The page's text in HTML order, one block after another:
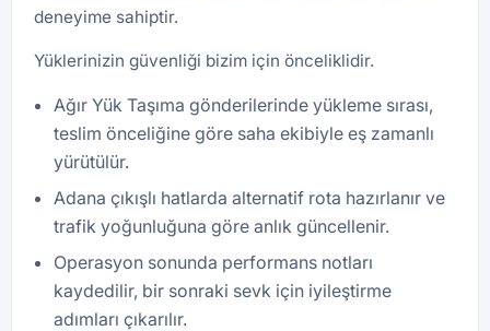
deneyime sahiptir.
Yüklerinizin güvenliği bizim için önceliklidir.
Ağır Yük Taşıma gönderilerinde yükleme sırası,
teslim önceliğine göre saha ekibiyle eş zamanlı
yürütülür.
Adana çıkışlı hatlarda alternatif rota hazırlanır ve
trafik yoğunluğuna göre anlık güncellenir.
Operasyon sonunda performans notları
kaydedilir, bir sonraki sevk için iyileştirme
adımları çıkarılır.